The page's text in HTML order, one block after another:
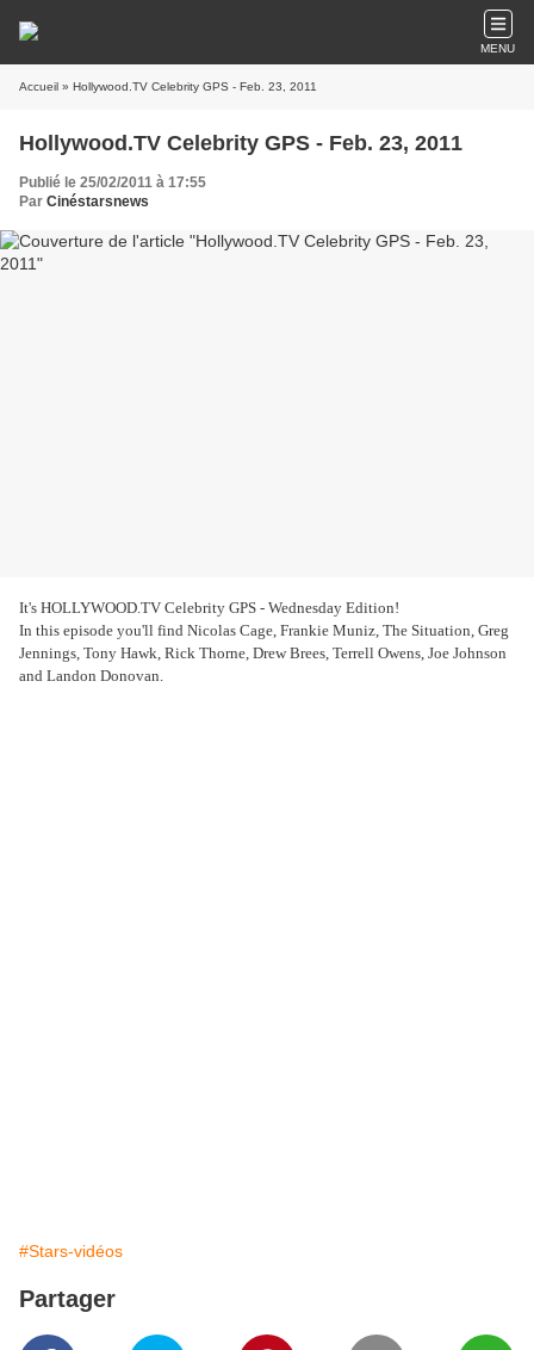
MENU
Accueil » Hollywood.TV Celebrity GPS - Feb. 23, 2011
Hollywood.TV Celebrity GPS - Feb. 23, 2011
Publié le 25/02/2011 à 17:55
Par Cinéstarsnews
It's HOLLYWOOD.TV Celebrity GPS - Wednesday Edition!
In this episode you'll find Nicolas Cage, Frankie Muniz, The Situation, Greg
Jennings, Tony Hawk, Rick Thorne, Drew Brees, Terrell Owens, Joe Johnson
and Landon Donovan.
#Stars-vidéos
Partager